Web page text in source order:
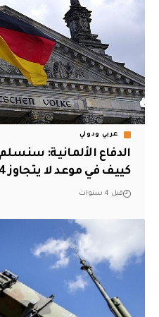
عربي ودولي
كييف في موعد لا يتجاوز 4 أشهر
قبل 4 سنوات